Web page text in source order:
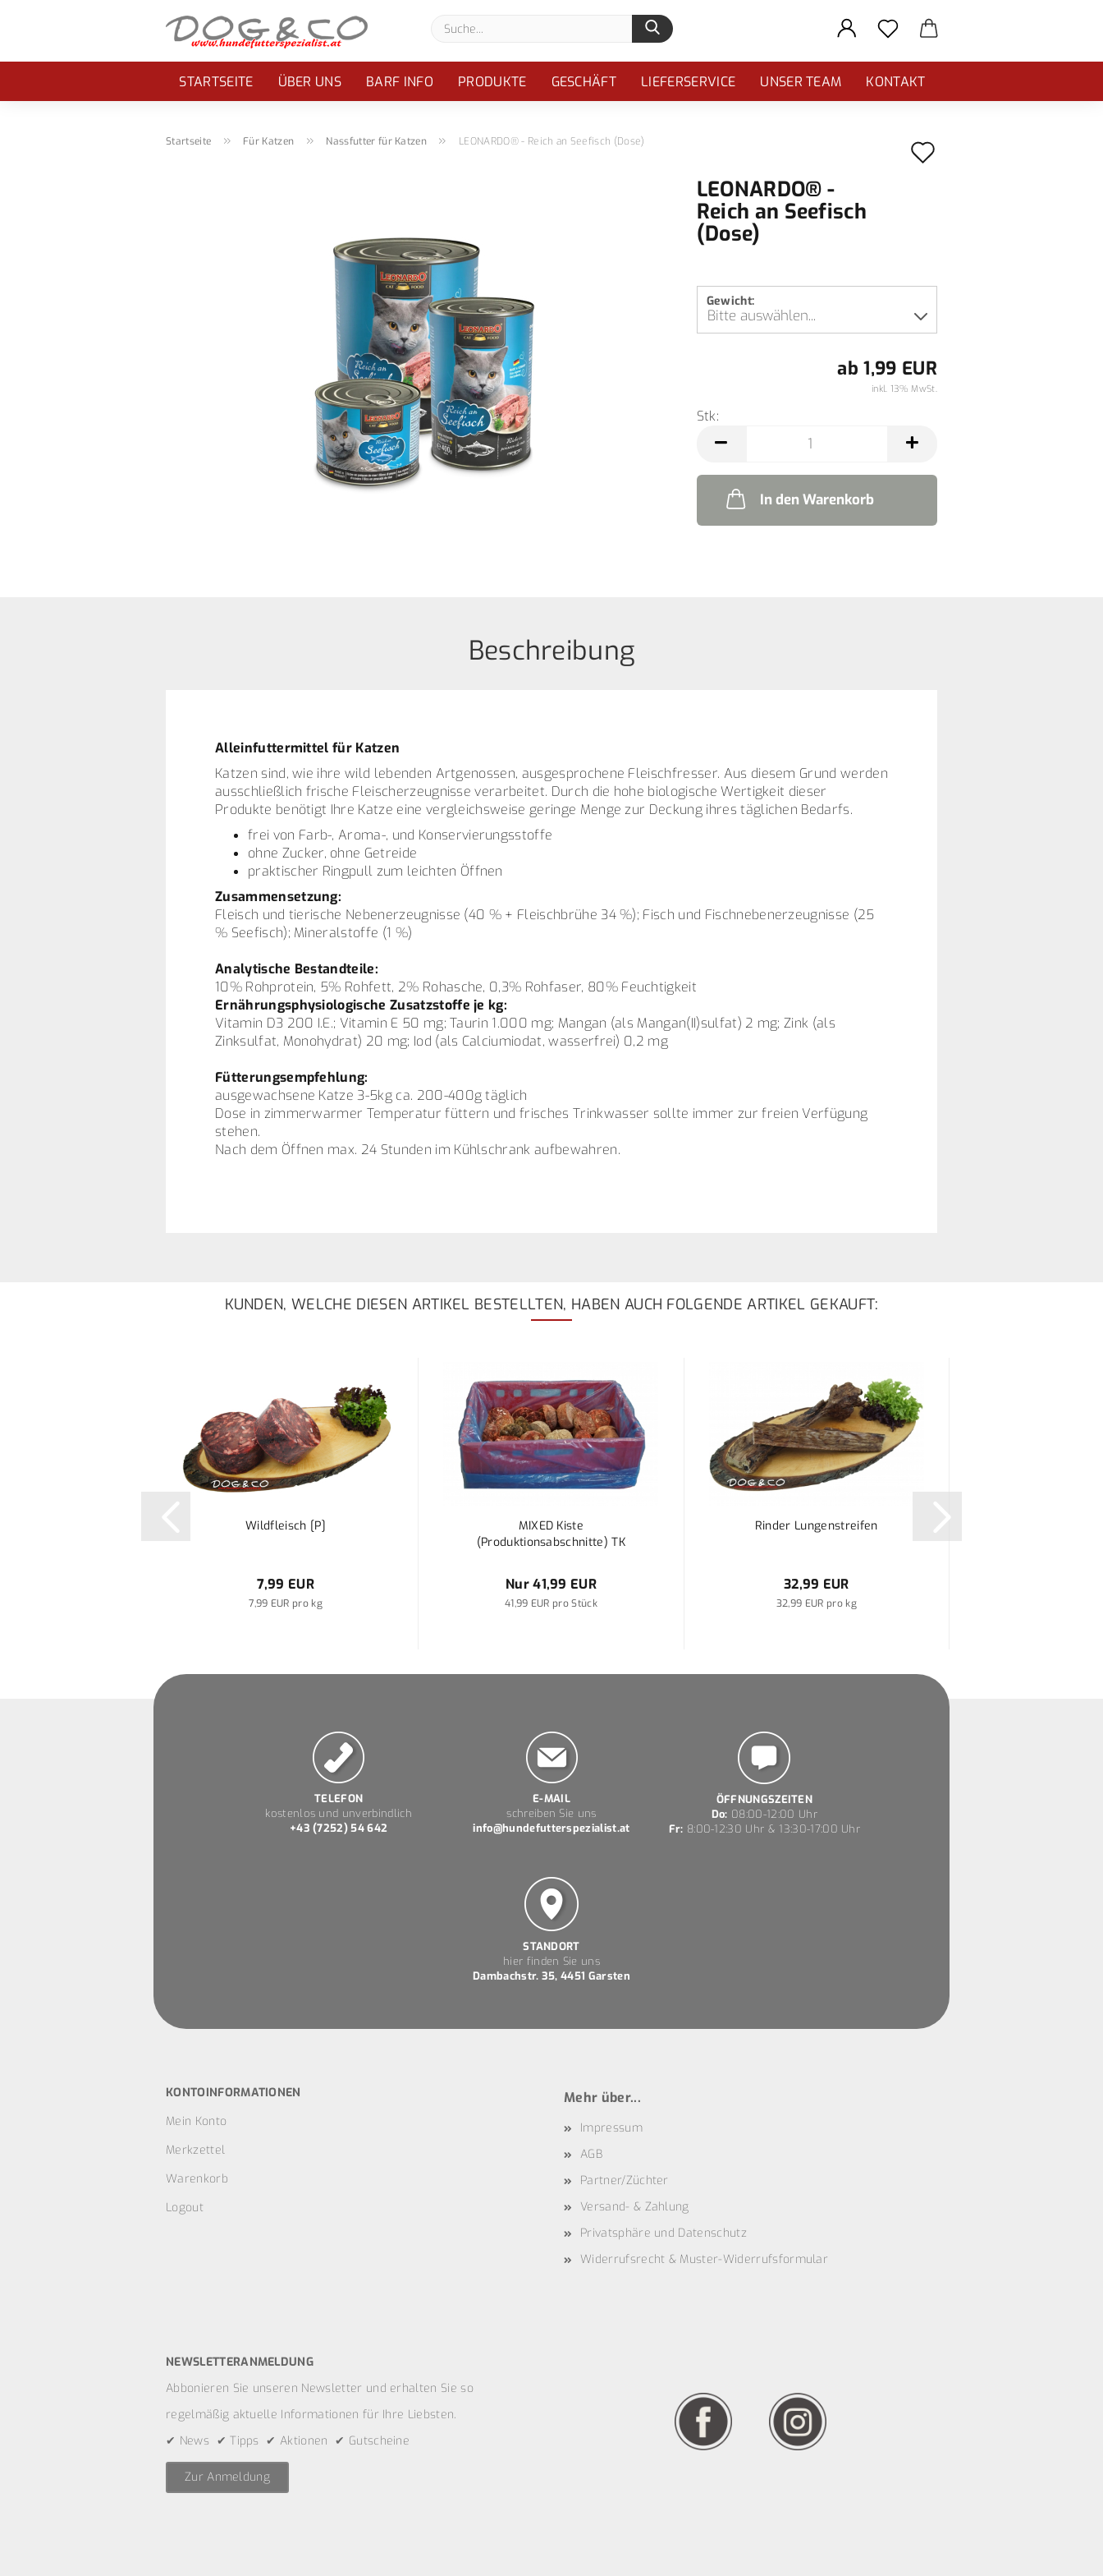
Suche...
STARTSEITE ÜBER UNS BARF INFO PRODUKTE GESCHÄFT LIEFERSERVICE UNSER TEAM KONTAKT
Startseite » Für Katzen » Nassfutter für Katzen » LEONARDO® - Reich an Seefisch (Dose)
LEONARDO® -
Reich an Seefisch
(Dose)
Gewicht:
ab 1,99 EUR
inkl. 13% MwSt.
Stk:
Stk
In den Warenkorb
Beschreibung
Alleinfuttermittel für Katzen
Katzen sind, wie ihre wild lebenden Artgenossen, ausgesprochene Fleischfresser. Aus diesem Grund werden
ausschließlich frische Fleischerzeugnisse verarbeitet. Durch die hohe biologische Wertigkeit dieser
Produkte benötigt Ihre Katze eine vergleichsweise geringe Menge zur Deckung ihres täglichen Bedarfs.
frei von Farb-, Aroma-, und Konservierungsstoffe
ohne Zucker, ohne Getreide
praktischer Ringpull zum leichten Öffnen
Zusammensetzung:
Fleisch und tierische Nebenerzeugnisse (40 % + Fleischbrühe 34 %); Fisch und Fischnebenerzeugnisse (25
% Seefisch); Mineralstoffe (1 %)
Analytische Bestandteile:
10% Rohprotein, 5% Rohfett, 2% Rohasche, 0,3% Rohfaser, 80% Feuchtigkeit
Ernährungsphysiologische Zusatzstoffe je kg:
Vitamin D3 200 I.E.; Vitamin E 50 mg; Taurin 1.000 mg; Mangan (als Mangan(II)sulfat) 2 mg; Zink (als
Zinksulfat, Monohydrat) 20 mg; Iod (als Calciumiodat, wasserfrei) 0,2 mg
Fütterungsempfehlung:
ausgewachsene Katze 3-5kg ca. 200-400g täglich
Dose in zimmerwarmer Temperatur füttern und frisches Trinkwasser sollte immer zur freien Verfügung
stehen.
Nach dem Öffnen max. 24 Stunden im Kühlschrank aufbewahren.
KUNDEN, WELCHE DIESEN ARTIKEL BESTELLTEN, HABEN AUCH FOLGENDE ARTIKEL GEKAUFT:
Wildfleisch [P]
7,99 EUR
7,99 EUR pro kg
MIXED Kiste
(Produktionsabschnitte) TK
Nur 41,99 EUR
41,99 EUR pro Stück
Rinder Lungenstreifen
32,99 EUR
32,99 EUR pro kg
TELEFON
kostenlos und unverbindlich
+43 (7252) 54 642
E-MAIL
schreiben Sie uns
info@hundefutterspezialist.at
ÖFFNUNGSZEITEN
Do: 08:00-12:00 Uhr
Fr: 8:00-12:30 Uhr & 13:30-17:00 Uhr
STANDORT
hier finden Sie uns
Dambachstr. 35, 4451 Garsten
KONTOINFORMATIONEN
Mein Konto
Merkzettel
Warenkorb
Logout
Mehr über...
Impressum
AGB
Partner/Züchter
Versand- & Zahlung
Privatsphäre und Datenschutz
Widerrufsrecht & Muster-Widerrufsformular
NEWSLETTERANMELDUNG
Abbonieren Sie unseren Newsletter und erhalten Sie so
regelmäßig aktuelle Informationen für Ihre Liebsten.
✔ News ✔ Tipps ✔ Aktionen ✔ Gutscheine
Zur Anmeldung